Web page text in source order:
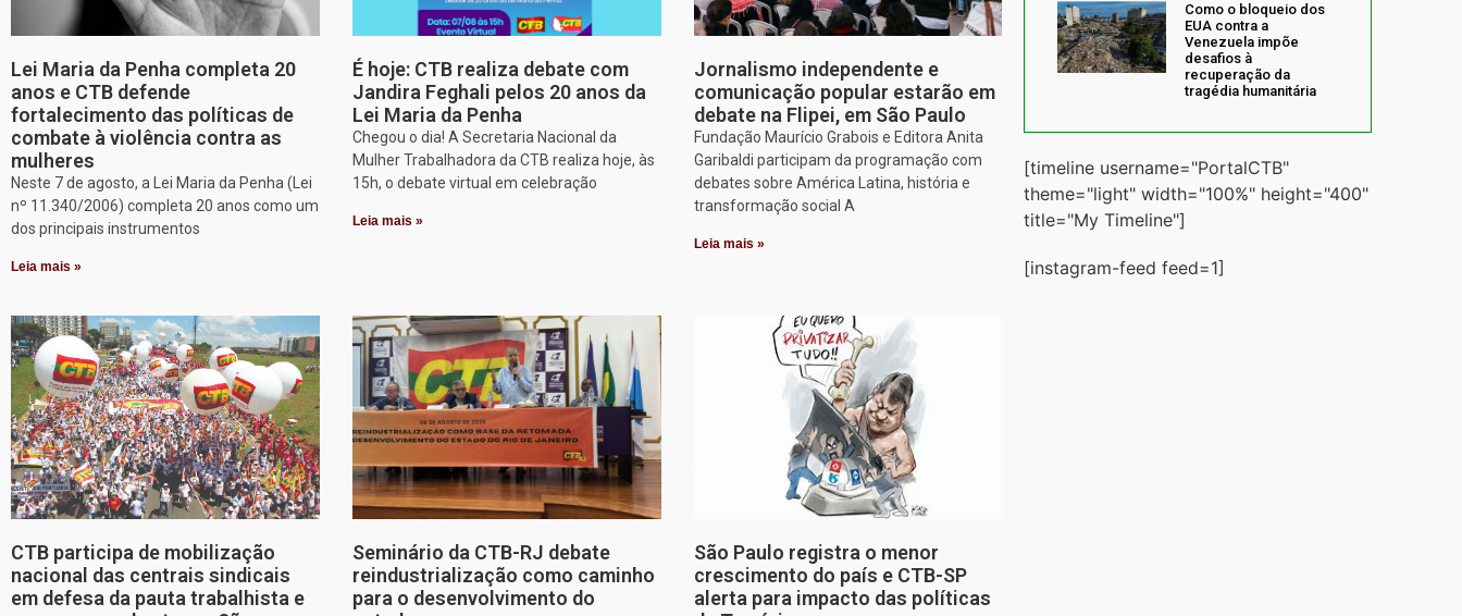
Lei Maria da Penha completa 20
anos e CTB defende
fortalecimento das políticas de
combate à violência contra as
mulheres
Neste 7 de agosto, a Lei Maria da Penha (Lei
nº 11.340/2006) completa 20 anos como um
dos principais instrumentos
Leia mais »
É hoje: CTB realiza debate com
Jandira Feghali pelos 20 anos da
Lei Maria da Penha
Chegou o dia! A Secretaria Nacional da
Mulher Trabalhadora da CTB realiza hoje, às
15h, o debate virtual em celebração
Leia mais »
Jornalismo independente e
comunicação popular estarão em
debate na Flipei, em São Paulo
Fundação Maurício Grabois e Editora Anita
Garibaldi participam da programação com
debates sobre América Latina, história e
transformação social A
Leia mais »
CTB participa de mobilização
nacional das centrais sindicais
em defesa da pauta trabalhista e
Seminário da CTB-RJ debate
reindustrialização como caminho
para o desenvolvimento do
São Paulo registra o menor
crescimento do país e CTB-SP
alerta para impacto das políticas
Como o bloqueio dos
EUA contra a
Venezuela impõe
desafios à
recuperação da
tragédia humanitária
[timeline username="PortalCTB"
theme="light" width="100%" height="400"
title="My Timeline"]
[instagram-feed feed=1]